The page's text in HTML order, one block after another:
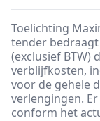
Toelichting
tender
(exclusief BTW)
verblijfkosten,
voor de gehele
verlengingen.
conform het